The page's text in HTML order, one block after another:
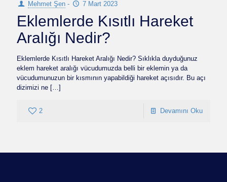
Mehmet Şen - 7 Mart 2023
Eklemlerde Kısıtlı Hareket
Aralığı Nedir?
Eklemlerde Kısıtlı Hareket Aralığı Nedir? Sıklıkla duyduğunuz
eklem hareket aralığı vücudumuzda belli bir eklemin ya da
vücudumunuzun bir kısmının yapabildiği hareket açısıdır. Bu açı
dizimizi ne […]
2 Devamını Oku